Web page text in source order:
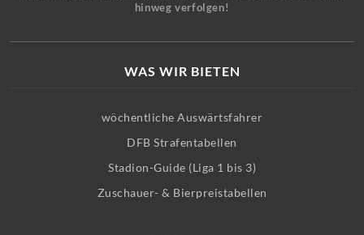
hinweg verfolgen!
WAS WIR BIETEN
wöchentliche Auswärtsfahrer
DFB Strafentabellen
Stadion-Guide (Liga 1 bis 3)
Zuschauer- & Bierpreistabellen